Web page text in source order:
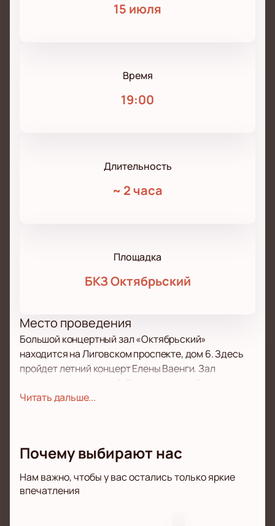
15 июля
Время
19:00
Длительность
~ 2 часа
Площадка
БКЗ Октябрьский
Место проведения
Большой концертный зал «Октябрьский»
находится на Лиговском проспекте, дом 6. Здесь
пройдет летний концерт Елены Ваенги. Зал
обеспечивает качественный звук и свет. Площадка
Летний вечер с Еленой Ваенгой подарит
слушателям новые впечатления. Артистка
исполняет любимые песни. Зрители услышат
Читать дальше...
Почему выбирают нас
Нам важно, чтобы у вас остались только яркие
впечатления